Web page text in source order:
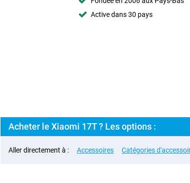
Active dans 30 pays
Acheter le Xiaomi 17T ? Les options :
Aller directement à : Accessoires Catégories